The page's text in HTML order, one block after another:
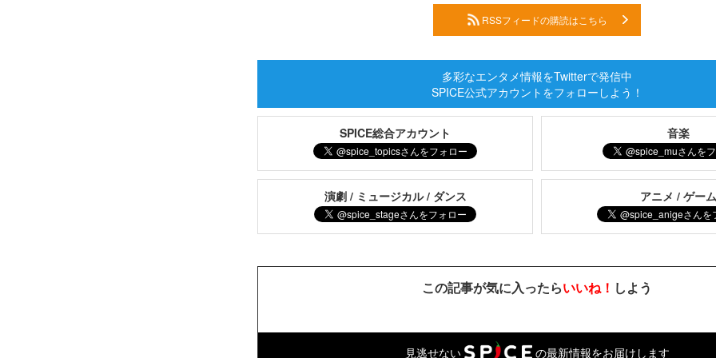
RSSフィードの購読はこちら
多彩なエンタメ情報をTwitterで発信中
SPICE公式アカウントをフォローしよう！
SPICE総合アカウント 音楽
演劇 / ミュージカル / ダンス アニメ / ゲー
この記事が気に入ったらいいね！ しよう
見逃せない の最新情報をお届けします